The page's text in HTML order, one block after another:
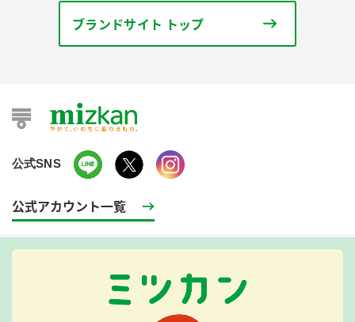
ブランドサイト トップ
公式SNS
公式アカウント一覧